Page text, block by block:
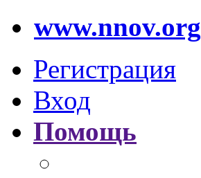
www.nnov.org
Регистрация
Вход
Помощь